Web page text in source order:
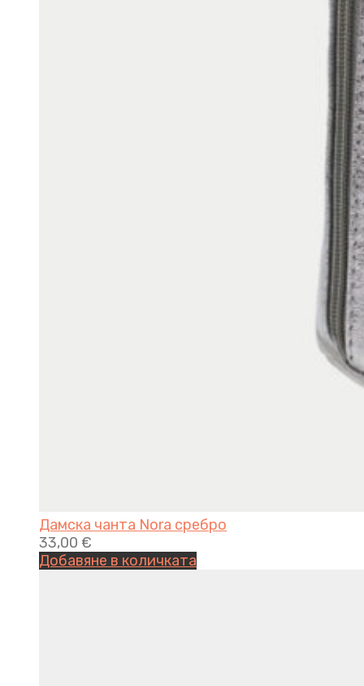
Дамска чанта Nora сребро
33,00 €
Добавяне в количката